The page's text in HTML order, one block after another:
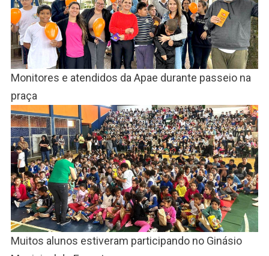
Monitores e atendidos da Apae durante passeio na
praça
Muitos alunos estiveram participando no Ginásio